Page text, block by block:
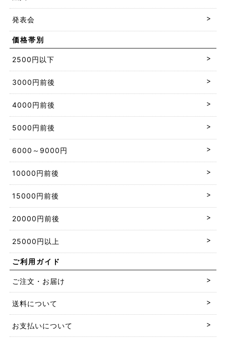
発表会
価格帯別
2500円以下
3000円前後
4000円前後
5000円前後
6000～9000円
10000円前後
15000円前後
20000円前後
25000円以上
ご利用ガイド
ご注文・お届け
送料について
お支払いについて